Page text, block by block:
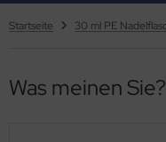
Startseite 30 ml PE
Was meinen Sie?